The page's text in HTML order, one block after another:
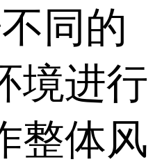
同的
境进行
整体风